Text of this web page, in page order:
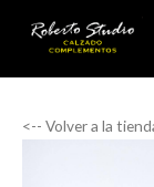
<-- Volver a la